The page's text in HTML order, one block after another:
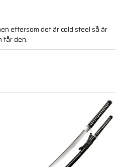
eftersom det är cold steel så är
får den.